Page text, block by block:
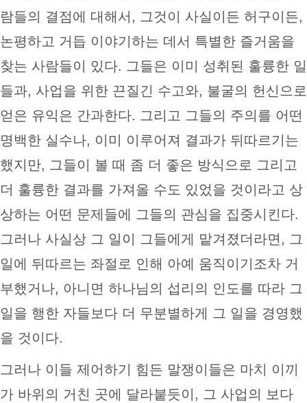
람들의 결점에 대해서, 그것이 사실이든 허구이든,
논평하고 거듭 이야기하는 데서 특별한 즐거움을
찾는 사람들이 있다. 그들은 이미 성취된 훌륭한 일
들과, 사업을 위한 끈질긴 수고와, 불굴의 헌신으로
얻은 유익은 간과한다. 그리고 그들의 주의를 어떤
명백한 실수나, 이미 이루어져 결과가 뒤따르기는
했지만, 그들이 볼 때 좀 더 좋은 방식으로 그리고
더 훌륭한 결과를 가져올 수도 있었을 것이라고 상
상하는 어떤 문제들에 그들의 관심을 집중시킨다.
그러나 사실상 그 일이 그들에게 맡겨졌더라면, 그
일에 뒤따르는 좌절로 인해 아예 움직이기조차 거
부했거나, 아니면 하나님의 섭리의 인도를 따라 그
일을 행한 자들보다 더 무분별하게 그 일을 경영했
을 것이다.
그러나 이들 제어하기 힘든 말쟁이들은 마치 이끼
가 바위의 거친 곳에 달라붙듯이, 그 사업의 보다